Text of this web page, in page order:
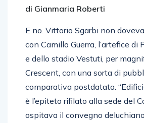
di Gianmaria Roberti
E no. Vittorio Sgarbi non
con Camillo Guerra, l’artefice di
e dello stadio Vestuti, per
Crescent, con una sorta di
comparativa postdatata.
è l’epiteto rifilato alla sede del
ospitava il convegno